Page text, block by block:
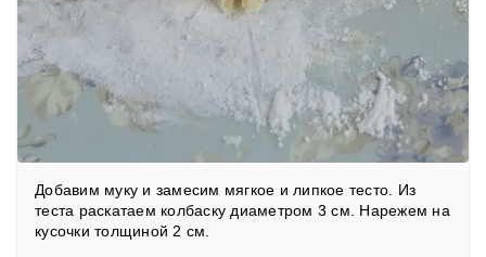
Добавим муку и замесим мягкое и липкое тесто. Из
теста раскатаем колбаску диаметром 3 см. Нарежем на
кусочки толщиной 2 см.